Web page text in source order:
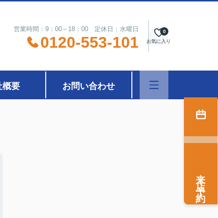
営業時間：9：00～18：00 定休日：水曜日
0120-553-101 お気に入り
0
概要 お問い合わせ
来店予約